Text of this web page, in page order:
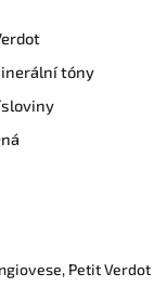
tóny
Petit Verdot